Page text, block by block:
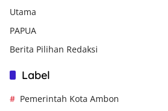
Utama
PAPUA
Berita Pilihan Redaksi
Label
Pemerintah Kota Ambon